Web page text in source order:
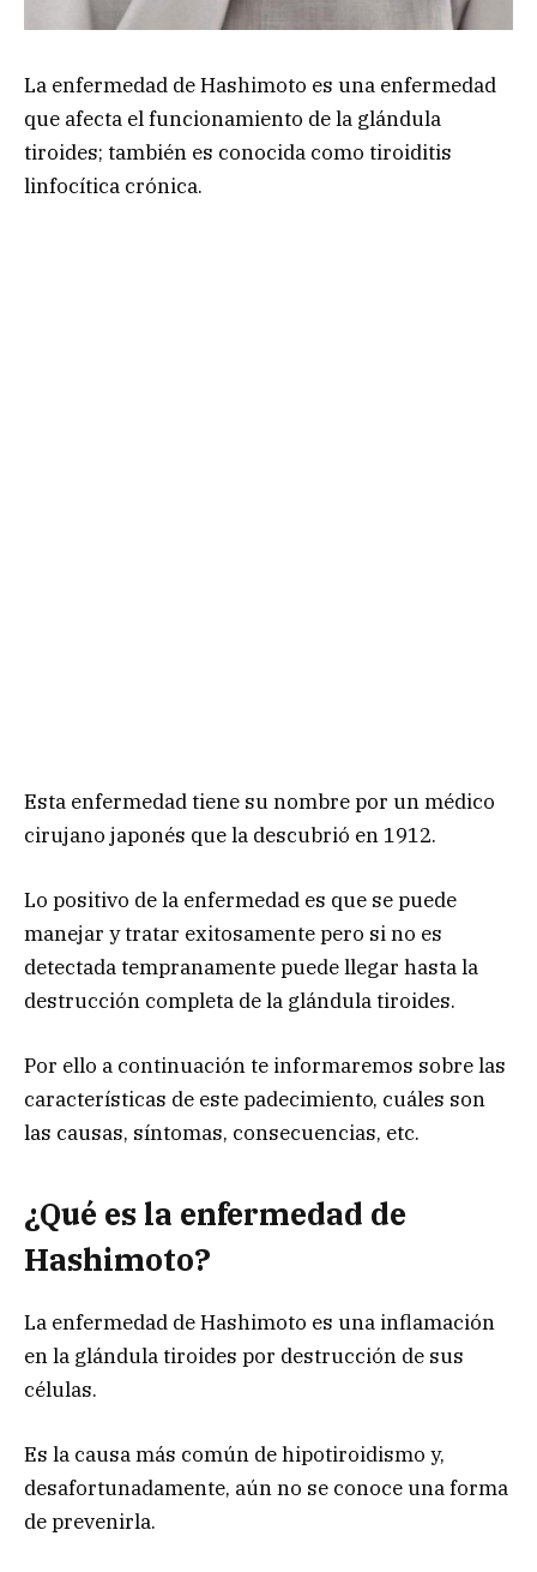
La enfermedad de Hashimoto es una enfermedad
que afecta el funcionamiento de la glándula
tiroides; también es conocida como tiroiditis
linfocítica crónica.
Esta enfermedad tiene su nombre por un médico
cirujano japonés que la descubrió en 1912.
Lo positivo de la enfermedad es que se puede
manejar y tratar exitosamente pero si no es
detectada tempranamente puede llegar hasta la
destrucción completa de la glándula tiroides.
Por ello a continuación te informaremos sobre las
características de este padecimiento, cuáles son
las causas, síntomas, consecuencias, etc.
¿Qué es la enfermedad de
Hashimoto?
La enfermedad de Hashimoto es una inflamación
en la glándula tiroides por destrucción de sus
células.
Es la causa más común de hipotiroidismo y,
desafortunadamente, aún no se conoce una forma
de prevenirla.